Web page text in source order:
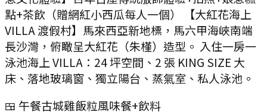
點+茶飲（贈網紅小西瓜每人一個） 【大紅花海上
VILLA 渡假村】馬來西亞新地標，馬六甲海峽南端
長沙灣，俯瞰呈大紅花（朱槿）造型。 入住一房一
泳池海上 VILLA：24 坪空間、2 張 KING SIZE 大
床、落地玻璃窗、獨立陽台、蒸氣室、私人泳池。
🍱 午餐古城雞飯粒風味餐+飲料